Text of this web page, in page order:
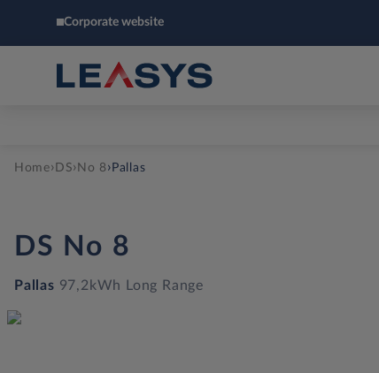
Corporate website
Home› DS› No 8 › Pallas
DS No 8
Pallas 97,2kWh Long Range